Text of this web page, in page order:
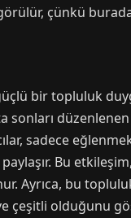
çünkü
bir topluluk
sadece
Bu
bu topluluk
çeşitli olduğunu